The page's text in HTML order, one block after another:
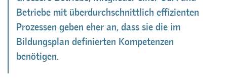
Betriebe mit überdurchschnittlich effizienten
Prozessen geben eher an, dass sie die im
Bildungsplan definierten Kompetenzen
benötigen.